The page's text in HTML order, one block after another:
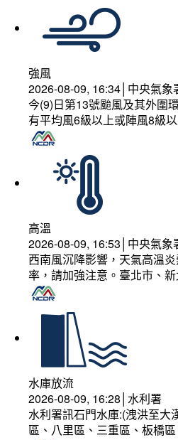
強風
2026-08-09, 16:34│中央氣象
今(9)日第13號颱風及其外圍
有平均風6級以上或陣風8級
高溫
2026-08-09, 16:53│中央氣象
西南風沉降影響，天氣高溫
率，請加強注意。臺北市、
水庫放流
2026-08-09, 16:28│水利署
水利署訊石門水庫:(洩洪至大
區、八里區、三重區、板橋